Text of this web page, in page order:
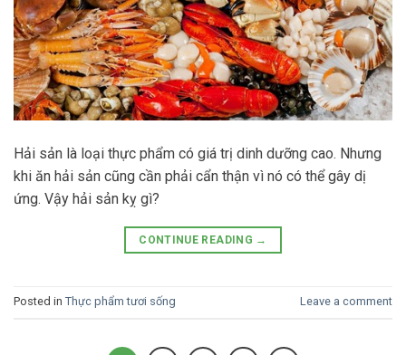
Hải sản là loại thực phẩm có giá trị dinh dưỡng cao. Nhưng
khi ăn hải sản cũng cần phải cẩn thận vì nó có thể gây dị
ứng. Vậy hải sản kỵ gì?
CONTINUE READING →
Posted in Thực phẩm tươi sống Leave a comment